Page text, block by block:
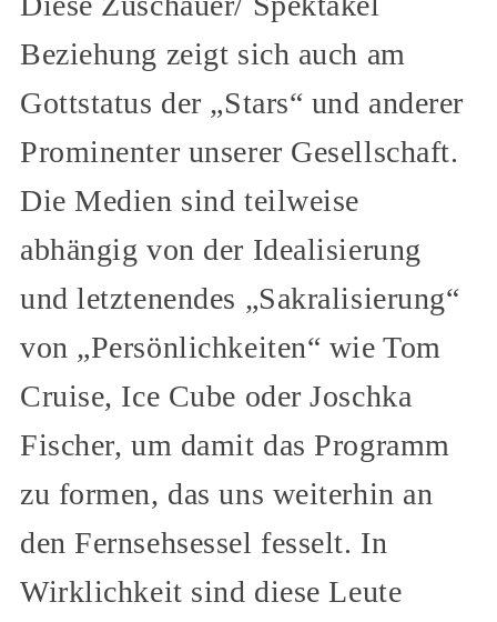
Beziehung zeigt sich auch am
Gottstatus der „Stars“ und anderer
Prominenter unserer Gesellschaft.
Die Medien sind teilweise
abhängig von der Idealisierung
und letztenendes „Sakralisierung“
von „Persönlichkeiten“ wie Tom
Cruise, Ice Cube oder Joschka
Fischer, um damit das Programm
zu formen, das uns weiterhin an
den Fernsehsessel fesselt. In
Wirklichkeit sind diese Leute